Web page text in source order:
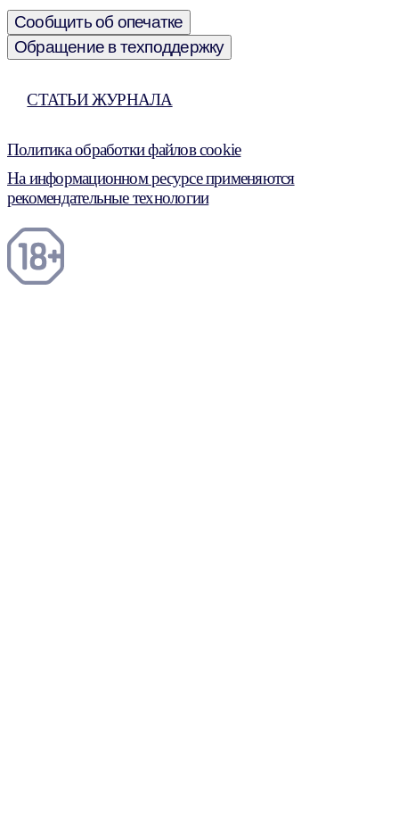
Сообщить об опечатке
Обращение в техподдержку
СТАТЬИ ЖУРНАЛА
Политика обработки файлов cookie
На информационном ресурсе применяются
рекомендательные технологии